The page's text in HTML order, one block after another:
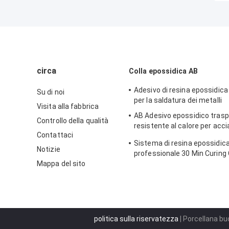
circa
Su di noi
Visita alla fabbrica
Controllo della qualità
Contattaci
Notizie
Mappa del sito
Colla epossidica AB
Adesivo di resina
per la saldatura dei metalli
AB Adesivo epossidico
resistente al calore per
Sistema di resina
professionale 30 Min Curing
politica sulla riservatezza | Porcellana